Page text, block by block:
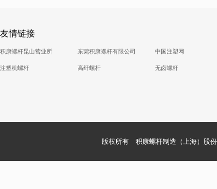
友情链接
积康螺杆昆山营业所 东莞积康螺杆有限公司 中国注塑网
注塑机螺杆 高纤螺杆 无卤螺杆
版权所有 积康螺杆制造（上海）股